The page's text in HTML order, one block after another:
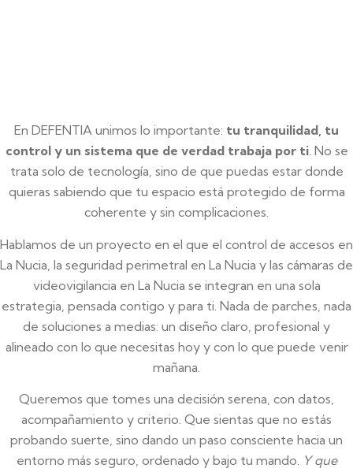
En DEFENTIA unimos lo importante: tu tranquilidad, tu
control y un sistema que de verdad trabaja por ti. No se
trata solo de tecnología, sino de que puedas estar donde
quieras sabiendo que tu espacio está protegido de forma
coherente y sin complicaciones.
Hablamos de un proyecto en el que el control de accesos en
La Nucia, la seguridad perimetral en La Nucia y las cámaras de
videovigilancia en La Nucia se integran en una sola
estrategia, pensada contigo y para ti. Nada de parches, nada
de soluciones a medias: un diseño claro, profesional y
alineado con lo que necesitas hoy y con lo que puede venir
mañana.
Queremos que tomes una decisión serena, con datos,
acompañamiento y criterio. Que sientas que no estás
probando suerte, sino dando un paso consciente hacia un
entorno más seguro, ordenado y bajo tu mando. Y que